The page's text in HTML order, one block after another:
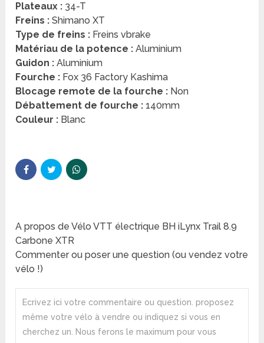
Plateaux : 34-T
Freins : Shimano XT
Type de freins : Freins vbrake
Matériau de la potence :Aluminium
Guidon : Aluminium
Fourche : Fox 36 Factory Kashima
Blocage remote de la fourche : Non
Débattement de fourche :140mm
Couleur : Blanc
A propos de Vélo VTT électrique BH iLynx Trail 8.9
Carbone XTR
Commenter ou poser une question (ou vendez votre
vélo !)